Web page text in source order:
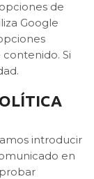
de
Google
Si
introducir
en